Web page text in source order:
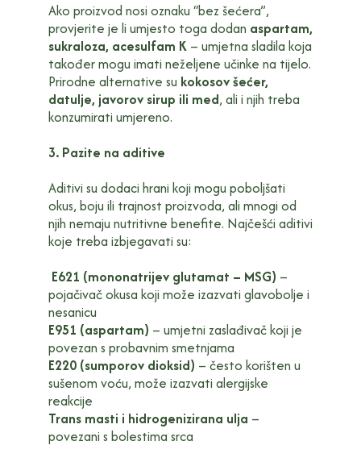
Ako proizvod nosi oznaku “bez šećera”,
provjerite je li umjesto toga dodan aspartam,
sukraloza, acesulfam K– umjetna sladila koja
također mogu imati neželjene učinke na tijelo.
Prirodne alternative su kokosov šećer,
datulje, javorov sirup ili med, ali i njih treba
konzumirati umjereno.
3. Pazite na aditive
Aditivi su dodaci hrani koji mogu poboljšati
okus, boju ili trajnost proizvoda, ali mnogi od
njih nemaju nutritivne benefite. Najčešći aditivi
koje treba izbjegavati su:
E621 (mononatrijev glutamat – MSG) –
pojačivač okusa koji može izazvati glavobolje i
nesanicu
E951 (aspartam) – umjetni zaslađivač koji je
povezan s probavnim smetnjama
E220 (sumporov dioksid) – često korišten u
sušenom voću, može izazvati alergijske
reakcije
Trans masti i hidrogenizirana ulja –
povezani s bolestima srca